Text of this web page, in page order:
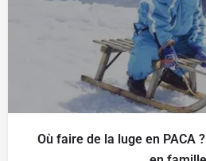
Où faire de la luge en PACA